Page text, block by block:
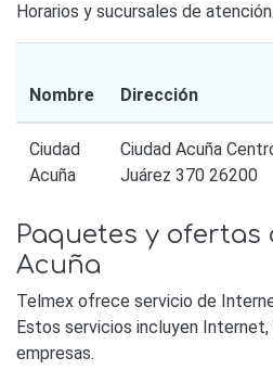
Horarios y sucursales de
Nombre Dirección
Ciudad
Acuña
Ciudad Acuña
Juárez 370 26200
Paquetes y ofertas
Acuña
Telmex ofrece servicio de
Estos servicios incluyen
empresas.